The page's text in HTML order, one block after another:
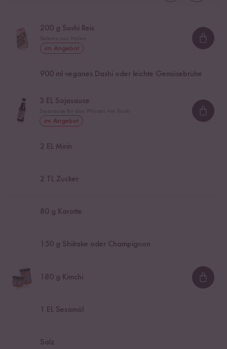
200 g Sushi Reis
im Angebot
900 ml veganes Dashi oder leichte Gemüsebrühe
3 EL Sojasauce
im Angebot
2 EL Mirin
2 TL Zucker
80 g Karotte
150 g Shiitake oder Champignon
180 g Kimchi
1 EL Sesamöl
Salz